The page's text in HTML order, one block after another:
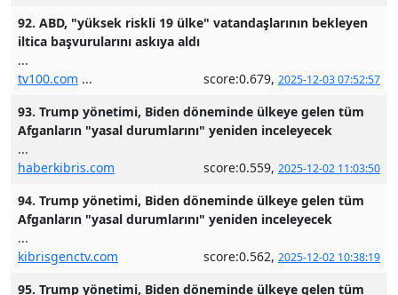
92. ABD, "yüksek riskli 19 ülke" vatandaşlarının bekleyen
iltica başvurularını askıya aldı
...
tv100.com ... score:0.679, 2025-12-03 07:52:57
93. Trump yönetimi, Biden döneminde ülkeye gelen tüm
Afganların "yasal durumlarını" yeniden inceleyecek
...
haberkibris.com
score:0.559, 2025-12-02 11:03:50
94. Trump yönetimi, Biden döneminde ülkeye gelen tüm
Afganların "yasal durumlarını" yeniden inceleyecek
...
kibrisgenctv.com
score:0.562, 2025-12-02 10:38:19
95. Trump yönetimi, Biden döneminde ülkeye gelen tüm